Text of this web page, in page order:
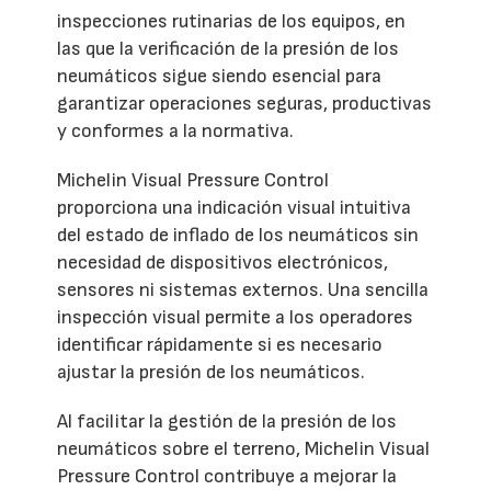
inspecciones rutinarias de los equipos, en
las que la verificación de la presión de los
neumáticos sigue siendo esencial para
garantizar operaciones seguras, productivas
y conformes a la normativa.
Michelin Visual Pressure Control
proporciona una indicación visual intuitiva
del estado de inflado de los neumáticos sin
necesidad de dispositivos electrónicos,
sensores ni sistemas externos. Una sencilla
inspección visual permite a los operadores
identificar rápidamente si es necesario
ajustar la presión de los neumáticos.
Al facilitar la gestión de la presión de los
neumáticos sobre el terreno, Michelin Visual
Pressure Control contribuye a mejorar la